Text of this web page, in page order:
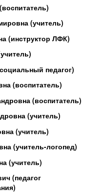
(учитель)
(инструктор ЛФК)
педагог)
(воспитатель)
(воспитатель)
(учитель)
(учитель)
(учитель-логопед)
(учитель)
(педагог